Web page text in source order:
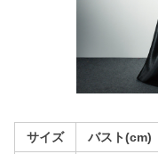
サイズ バスト(cm)